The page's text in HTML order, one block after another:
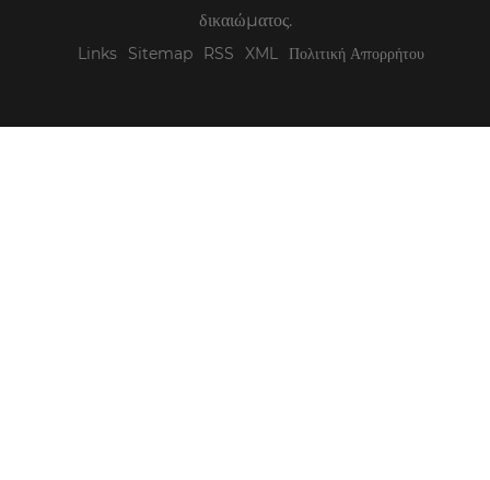
δικαιώματος.
Links Sitemap RSS XML Πολιτική Απορρήτου